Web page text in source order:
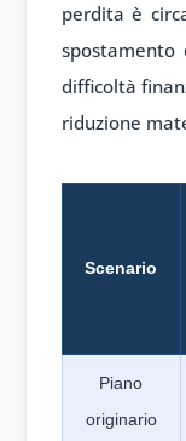
perdita è
spostamento
difficoltà
riduzione
Scenario
Piano
originario